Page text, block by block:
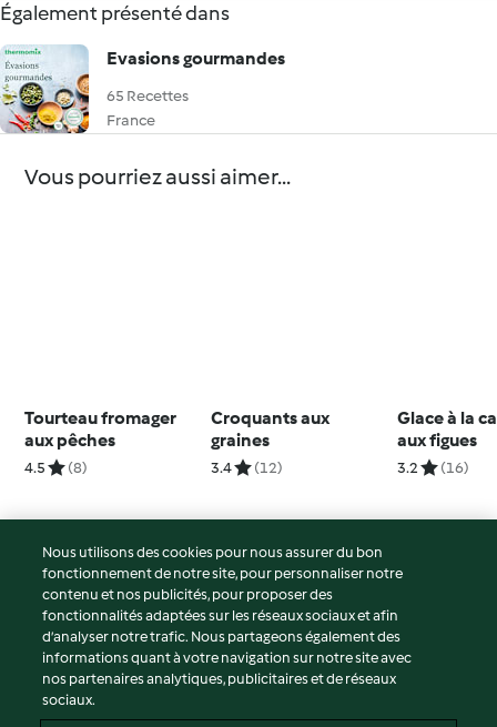
Également présenté dans
Evasions gourmandes
65 Recettes
France
Vous pourriez aussi aimer...
Tourteau fromager
aux pêches
4.5 (8)
Croquants aux
graines
3.4 (12)
Glace à la
aux figues
3.2 (16)
© Copyright 2026
Conditions d'utilisation
Politique de confidentialité
Non-responsabilité
Mentions légales
Nous utilisons des cookies pour nous assurer du bon
fonctionnement de notre site, pour personnaliser notre
contenu et nos publicités, pour proposer des
fonctionnalités adaptées sur les réseaux sociaux et afin
d’analyser notre trafic. Nous partageons également des
informations quant à votre navigation sur notre site avec
nos partenaires analytiques, publicitaires et de réseaux
sociaux.